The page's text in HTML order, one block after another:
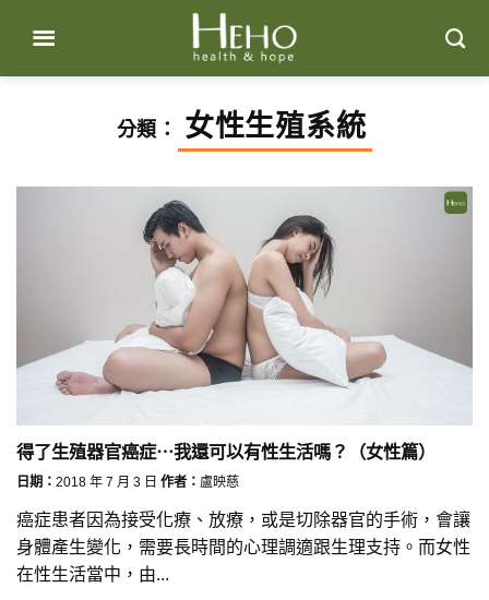
content
分類： 女性生殖系統
得了生殖器官癌症⋯我還可以有性生活嗎？（女性篇）
日期： 2018 年 7 月 3 日 作者： 盧映慈
癌症患者因為接受化療、放療，或是切除器官的手術，會讓
身體產生變化，需要長時間的心理調適跟生理支持。而女性
在性生活當中，由...